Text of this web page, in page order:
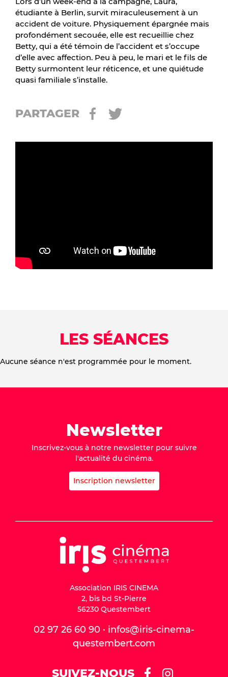
étudiante à Berlin, survit miraculeusement à un
accident de voiture. Physiquement épargnée mais
profondément secouée, elle est recueillie chez
Betty, qui a été témoin de l’accident et s’occupe
d’elle avec affection. Peu à peu, le mari et le fils de
Betty surmontent leur réticence, et une quiétude
quasi familiale s’installe.
PARTAGER
LES SÉANCES
Aucune séance n'est programmée pour le moment.
Newsletter
Inscrivez-vous à notre newsletter pour suivre
l'actualité du cinéma.
Inscription newsletter
Association IRIS CINEMA
2, bis bd St-Pierre
56230 Questembert
02 97 26 60 90 · infos@iris-cinema-
questembert.com
SUIVEZ-NOUS